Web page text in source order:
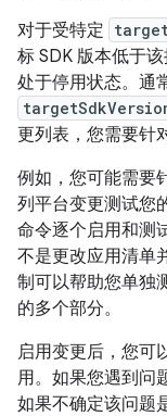
对于受特定
标 SDK 版本低于
处于停用状态。通
更列表，您需要针
例如，您可能需要
列平台变更测试您
命令逐个启用和测
不是更改应用清单
制可以帮助您单独
的多个部分。
启用变更后，您可
用。如果您遇到问
如果不确定该问题